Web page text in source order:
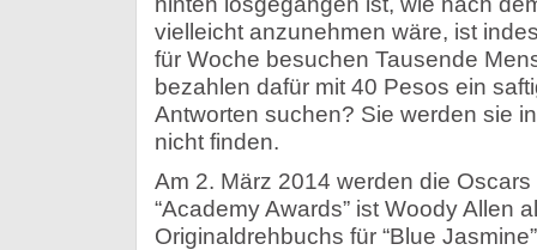
vielleicht anzunehmen wäre, ist
für Woche besuchen Tausende
bezahlen dafür mit 40 Pesos ein
Antworten suchen? Sie werden sie
nicht finden.
Am 2. März 2014 werden die
“Academy Awards” ist Woody Allen
Originaldrehbuchs für “Blue